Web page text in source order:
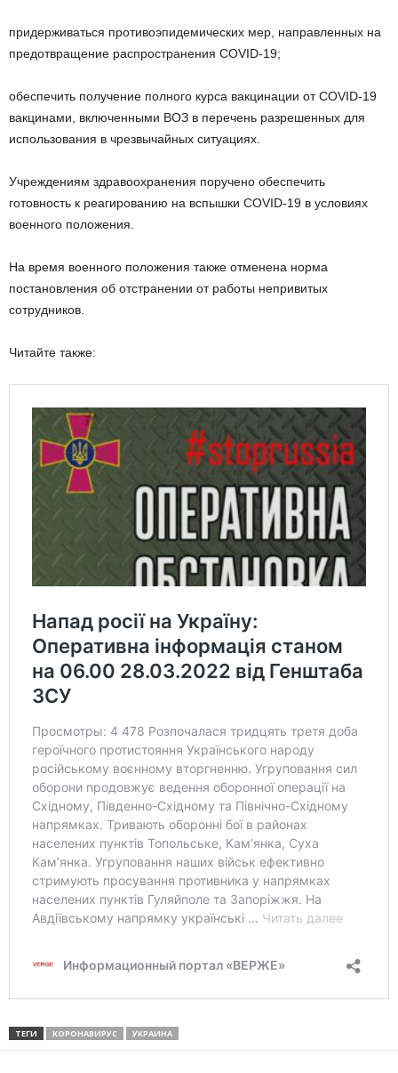
придерживаться противоэпидемических мер, направленных на
предотвращение распространения COVID-19;
обеспечить получение полного курса вакцинации от COVID-19
вакцинами, включенными ВОЗ в перечень разрешенных для
использования в чрезвычайных ситуациях.
Учреждениям здравоохранения поручено обеспечить
готовность к реагированию на вспышки COVID-19 в условиях
военного положения.
На время военного положения также отменена норма
постановления об отстранении от работы непривитых
сотрудников.
Читайте также:
ТЕГИ КОРОНАВИРУС УКРАИНА